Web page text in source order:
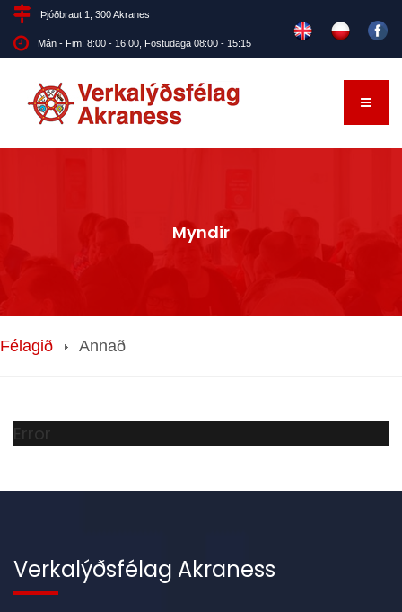
Þjóðbraut 1, 300 Akranes
Mán - Fim: 8:00 - 16:00, Föstudaga 08:00 - 15:15
Myndir
Félagið Annað
Error
Verkalýðsfélag Akraness